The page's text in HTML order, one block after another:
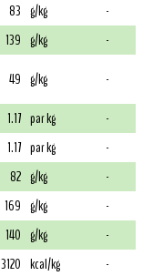
83 g/kg
-
139 g/kg
-
49 g/kg
-
1.17 par kg
-
1.17 par kg
-
82 g/kg
-
169 g/kg
-
140 g/kg
-
3120 kcal/kg
-